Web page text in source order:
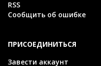
RSS
Сообщить об ошибке
ПРИСОЕДИНИТЬСЯ
Завести аккаунт